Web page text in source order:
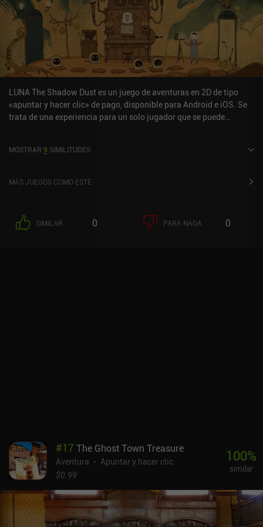
LUNA The Shadow Dust es un juego de aventuras en 2D de tipo
«apuntar y hacer clic» de pago, disponible para Android e iOS. Se
trata de una experiencia para un solo jugador que se puede
The Shadow Dust se lanzó en junio de 2024 y tiene actualmente
la App Store de iOS.
MOSTRAR 9 SIMILITUDES
MÁS JUEGOS COMO ESTE
SIMILAR 0 PARA NADA 0
#17The Ghost Town Treasure
Aventura
Apuntar y hacer clic
$0.99
100%
similar